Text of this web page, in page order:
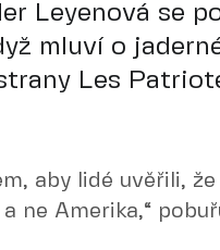
Leyenová se
mluví o
Les
aby lidé uvěřili,
ne Amerika,“